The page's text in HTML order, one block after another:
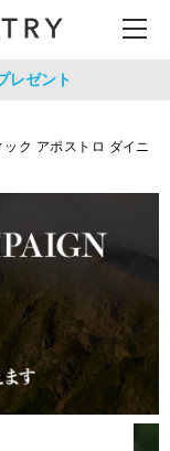
レゼント
ク アポストロ ダイニ